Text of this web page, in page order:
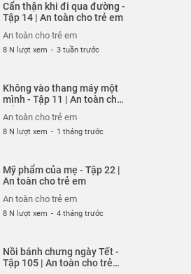
trẻ em
An toàn cho trẻ em
em
An toàn cho trẻ em
An toàn cho trẻ em
em
An toàn cho trẻ em
Cẩn thận khi đi qua đường -
Tập 14 | An toàn cho trẻ em
An toàn cho trẻ em
8 N lượt xem - 3 tuần trước
Không vào thang máy một
mình - Tập 11 | An toàn cho
An toàn cho trẻ em
8 N lượt xem - 1 tháng trước
Mỹ phẩm của mẹ - Tập 22 |
An toàn cho trẻ em
An toàn cho trẻ em
8 N lượt xem - 4 tháng trước
Nồi bánh chưng ngày Tết -
Tập 105 | An toàn cho trẻ